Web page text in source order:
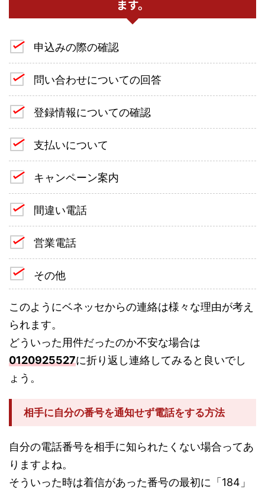
ます。
申込みの際の確認
問い合わせについての回答
登録情報についての確認
支払いについて
キャンペーン案内
間違い電話
営業電話
その他
このようにベネッセからの連絡は様々な理由が考え
られます。
どういった用件だったのか不安な場合は
0120925527に折り返し連絡してみると良いでし
ょう。
相手に自分の番号を通知せず電話をする方法
自分の電話番号を相手に知られたくない場合ってあ
りますよね。
そういった時は着信があった番号の最初に「184」